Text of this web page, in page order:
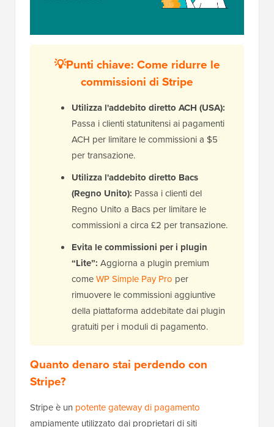
💡Punti chiave: Come ridurre le
commissioni di Stripe
Utilizza l'addebito diretto ACH (USA):
Passa i clienti statunitensi ai pagamenti
ACH per limitare le commissioni a $5
per transazione.
Utilizza l'addebito diretto Bacs
(Regno Unito): Passa i clienti del
Regno Unito a Bacs per limitare le
commissioni a circa £2 per transazione.
Evita le commissioni per i plugin
“Lite”: Aggiorna a plugin premium
comeWP Simple Pay Pro per
rimuovere le commissioni aggiuntive
della piattaforma addebitate dai plugin
gratuiti per i moduli di pagamento.
Quanto denaro stai perdendo con
Stripe?
Stripe è un potente gateway di pagamento
ampiamente utilizzato dai proprietari di siti